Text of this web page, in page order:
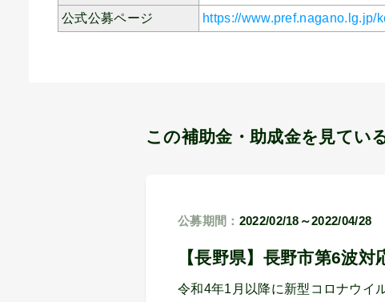
公式公募ページ
https://www.pref.nagano.lg.jp/
この補助金・助成金を見てい
公募期間： 2022/02/18～2022/04/28
【長野県】長野市第6波
令和4年1月以降に新型コロナウイ